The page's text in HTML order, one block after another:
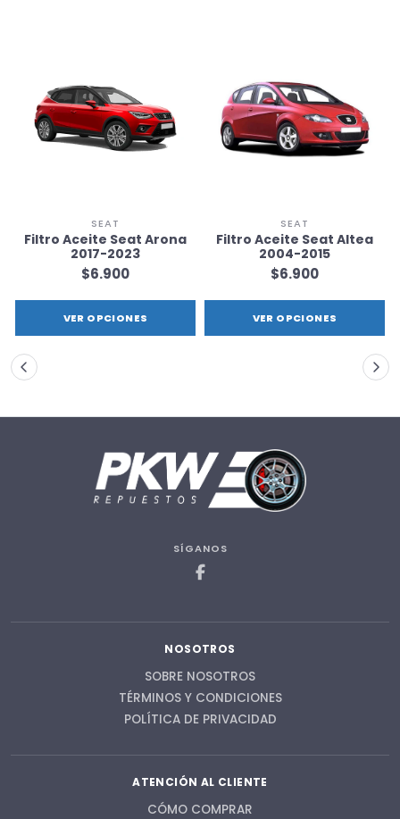
SEAT
Filtro Aceite Seat Arona
2017-2023
$6.900
VER OPCIONES
SEAT
Filtro Aceite Seat Altea
2004-2015
$6.900
VER OPCIONES
SÍGANOS
NOSOTROS
SOBRE NOSOTROS
TÉRMINOS Y CONDICIONES
POLÍTICA DE PRIVACIDAD
ATENCIÓN AL CLIENTE
CÓMO COMPRAR